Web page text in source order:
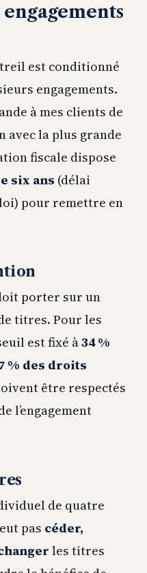
est conditionné
engagements.
à mes clients de
la plus grande
fiscale dispose
six ans (délai
pour remettre en
porter sur un
titres. Pour les
est fixé à34 %
% des droits
être respectés
l’engagement
de quatre
pas céder,
les titres